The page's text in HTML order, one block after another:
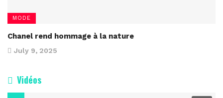
MODE
Chanel rend hommage à la nature
July 9, 2025
Vidéos